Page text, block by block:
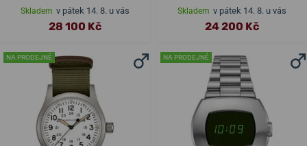
Skladem v pátek 14. 8. u vás
28 100 Kč
Skladem v pátek 14. 8. u vás
24 200 Kč
NA PRODEJNĚ NA PRODEJNĚ